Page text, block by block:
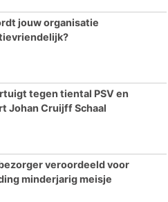
jouw organisatie
tegen tiental PSV en
Johan Cruijff Schaal
veroordeeld voor
minderjarig meisje